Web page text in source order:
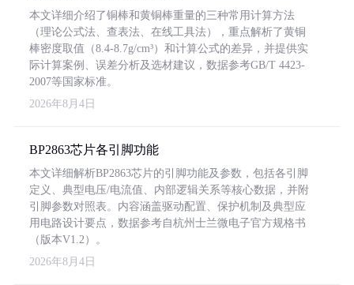
本文详细介绍了铜棒和黄铜棒重量的三种常用计算方法
（理论公式法、查表法、在线工具法），重点解析了黄铜
棒密度取值（8.4-8.7g/cm³）和计算公式的差异，并提供实
际计算案例、误差分析及选材建议，数据参考GB/T 4423-
2007等国家标准。
2026年8月4日
BP2863芯片各引脚功能
本文详细解析BP2863芯片的引脚功能及参数，包括各引脚
定义、典型电压/电流值、内部逻辑关系等核心数据，并附
引脚参数对照表。内容涵盖驱动配置、保护机制及典型应
用电路设计要点，数据参考自杭州士兰微电子官方规格书
（版本V1.2）。
2026年8月4日